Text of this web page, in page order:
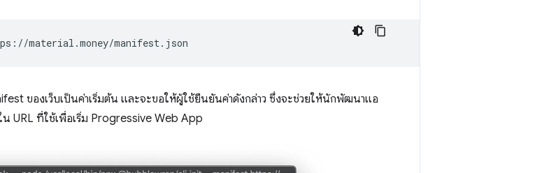
ของเว็บเป็นค่าเริ่มต้น และจะขอให้ผู้ใช้ยืนยันค่าดังกล่าว ซึ่งจะช่วยให้นักพัฒนาแอ
น URL ที่ใช้เพื่อเริ่ม Progressive Web App